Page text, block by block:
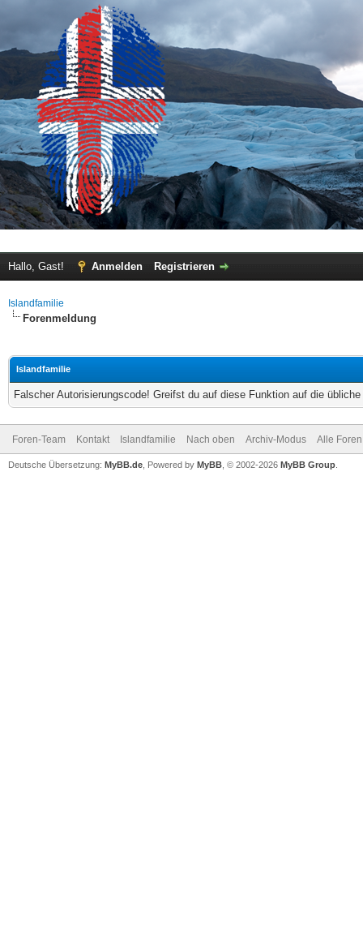
Hallo, Gast! Anmelden Registrieren
Islandfamilie
Forenmeldung
Islandfamilie
Falscher Autorisierungscode! Greifst du auf diese Funktion auf die
Foren-Team Kontakt Islandfamilie Nach oben Archiv-Modus Alle
Deutsche Übersetzung: MyBB.de , Powered by MyBB , © 2002-2026 MyBB Group